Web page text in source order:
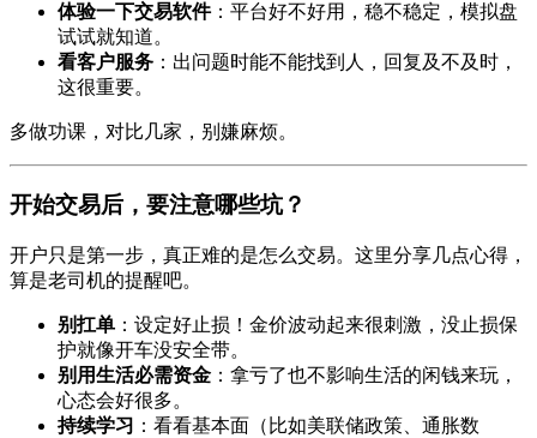
体验一下交易软件：平台好不好用，稳不稳定，模拟盘
试试就知道。
看客户服务 ：出问题时能不能找到人，回复及不及时，
这很重要。
多做功课，对比几家，别嫌麻烦。
开始交易后，要注意哪些坑？
开户只是第一步，真正难的是怎么交易。这里分享几点心得，
算是老司机的提醒吧。
别扛单 ：设定好止损！金价波动起来很刺激，没止损保
护就像开车没安全带。
别用生活必需资金 ：拿亏了也不影响生活的闲钱来玩，
心态会好很多。
持续学习 ：看看基本面（比如美联储政策、通胀数